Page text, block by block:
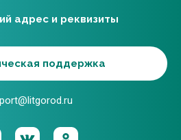
адрес и реквизиты
поддержка